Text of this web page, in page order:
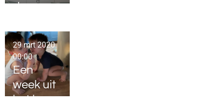
de
ek.nl
Een
week uit
het leven
29 mrt 2020
00:00